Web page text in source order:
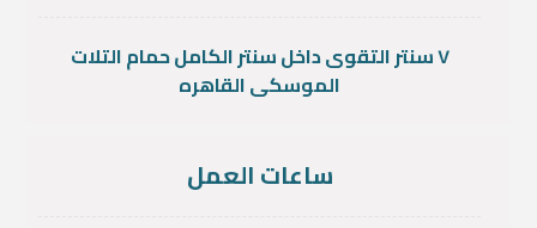
٧ سنتر التقوى داخل سنتر الكامل حمام التلات
الموسكى القاهره
ساعات العمل